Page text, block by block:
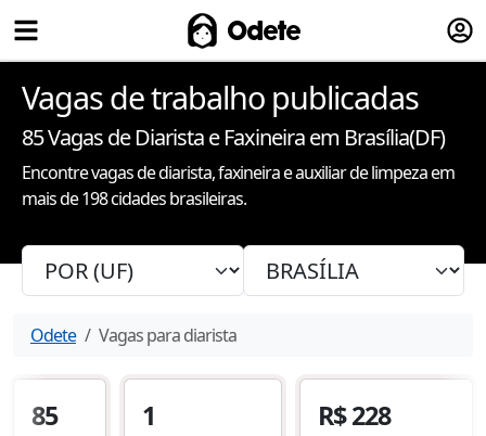
Odete
Vagas de trabalho publicadas
85Vagas de Diarista e Faxineiraem Brasília(DF)
Encontre vagas de diarista, faxineira e auxiliar de limpeza em
mais de 198 cidades brasileiras.
Odete Vagas para diarista
85 1 R$228